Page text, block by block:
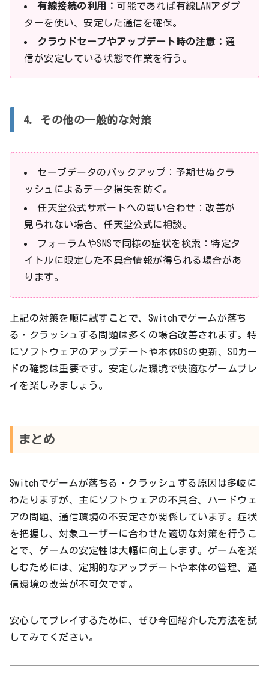
有線接続の利用： 可能であれば有線LANアダプ
ターを使い、安定した通信を確保。
クラウドセーブやアップデート時の注意： 通
信が安定している状態で作業を行う。
4. その他の一般的な対策
セーブデータのバックアップ：予期せぬクラ
ッシュによるデータ損失を防ぐ。
任天堂公式サポートへの問い合わせ：改善が
見られない場合、任天堂公式に相談。
フォーラムやSNSで同様の症状を検索：特定タ
イトルに限定した不具合情報が得られる場合があ
ります。
上記の対策を順に試すことで、Switchでゲームが落ち
る・クラッシュする問題は多くの場合改善されます。特
にソフトウェアのアップデートや本体OSの更新、SDカー
ドの確認は重要です。安定した環境で快適なゲームプレ
イを楽しみましょう。
まとめ
Switchでゲームが落ちる・クラッシュする原因は多岐に
わたりますが、主にソフトウェアの不具合、ハードウェ
アの問題、通信環境の不安定さが関係しています。症状
を把握し、対象ユーザーに合わせた適切な対策を行うこ
とで、ゲームの安定性は大幅に向上します。ゲームを楽
しむためには、定期的なアップデートや本体の管理、通
信環境の改善が不可欠です。
安心してプレイするために、ぜひ今回紹介した方法を試
してみてください。